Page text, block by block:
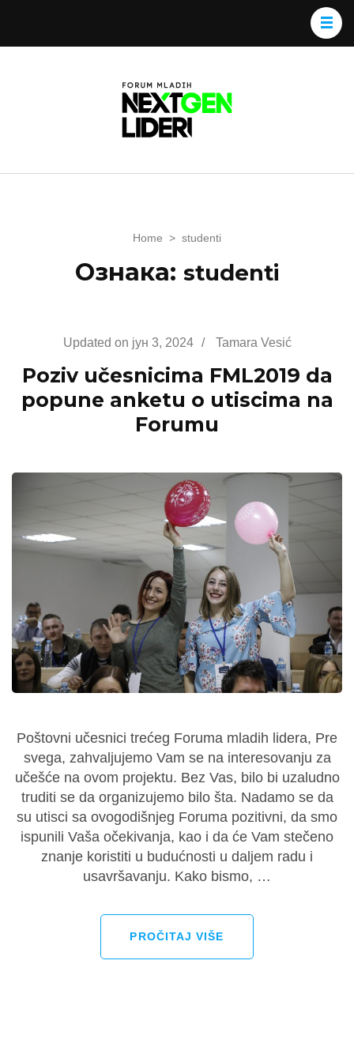
Home > studenti
Ознака: studenti
Updated on јун 3, 2024 / Tamara Vesić
Poziv učesnicima FML2019 da
popune anketu o utiscima na
Forumu
Poštovni učesnici trećeg Foruma mladih lidera, Pre
svega, zahvaljujemo Vam se na interesovanju za
učešće na ovom projektu. Bez Vas, bilo bi uzaludno
truditi se da organizujemo bilo šta. Nadamo se da
su utisci sa ovogodišnjeg Foruma pozitivni, da smo
ispunili Vaša očekivanja, kao i da će Vam stečeno
znanje koristiti u budućnosti u daljem radu i
usavršavanju. Kako bismo, …
PROČITAJ VIŠE